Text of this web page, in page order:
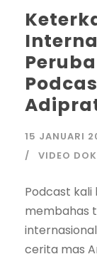
15 JANUARI
VIDEO
Podcast kali
membahas
cerita mas